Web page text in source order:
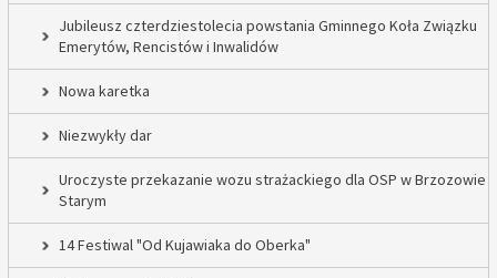
Jubileusz czterdziestolecia powstania Gminnego Koła Związku
Emerytów, Rencistów i Inwalidów
Nowa karetka
Niezwykły dar
Uroczyste przekazanie wozu strażackiego dla OSP w Brzozowie
Starym
14 Festiwal "Od Kujawiaka do Oberka"